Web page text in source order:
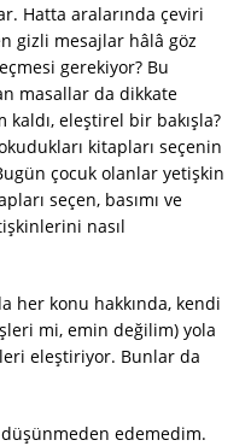
Hatta aralarında çeviri
gizli mesajlar hâlâ göz
gerekiyor? Bu
masallar da dikkate
kaldı, eleştirel bir bakışla?
kitapları seçenin
çocuk olanlar yetişkin
seçen, basımı ve
nasıl
her konu hakkında, kendi
mi, emin değilim) yola
eleştiriyor. Bunlar da
edemedim.